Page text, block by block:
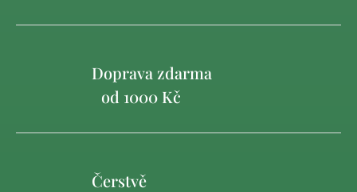
Doprava zdarma
od 1000 Kč
Čerstvě